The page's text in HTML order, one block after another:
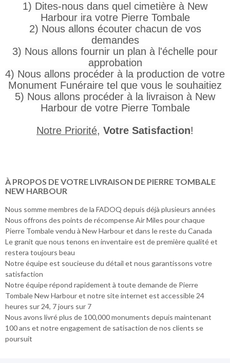
1) Dites-nous dans quel cimetière à New
Harbour ira votre Pierre Tombale
2) Nous allons écouter chacun de vos
demandes
3) Nous allons fournir un plan à l'échelle pour
approbation
4) Nous allons procéder à la production de votre
Monument Funéraire tel que vous le souhaitiez
5) Nous allons procéder à la livraison à New
Harbour de votre Pierre Tombale
Notre Priorité, Votre Satisfaction!
À PROPOS DE VOTRE LIVRAISON DE PIERRE TOMBALE
NEW HARBOUR
Nous somme membres de la FADOQ depuis déjà plusieurs années
Nous offrons des points de récompense Air Miles pour chaque
Pierre Tombale vendu à New Harbour et dans le reste du Canada
Le granit que nous tenons en inventaire est de première qualité et
restera toujours beau
Notre équipe est soucieuse du détail et nous garantissons votre
satisfaction
Notre équipe répond rapidement à toute demande de Pierre
Tombale New Harbour et notre site internet est accessible 24
heures sur 24, 7 jours sur 7
Nous avons livré plus de 100,000 monuments depuis maintenant
100 ans et notre engagement de satisaction de nos clients se
poursuit